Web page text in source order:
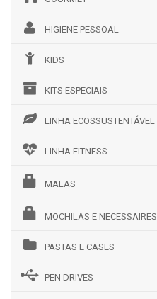
HIGIENE PESSOAL
KIDS
KITS ESPECIAIS
LINHA ECOSSUSTENTÁVEL
LINHA FITNESS
MALAS
MOCHILAS E NECESSAIRES
PASTAS E CASES
PEN DRIVES